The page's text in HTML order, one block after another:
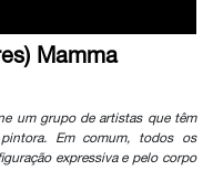
Mamma
um grupo de artistas que têm
Em comum, todos os
expressiva e pelo corpo